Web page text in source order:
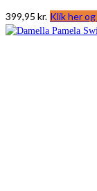
399,95 kr. Klik her